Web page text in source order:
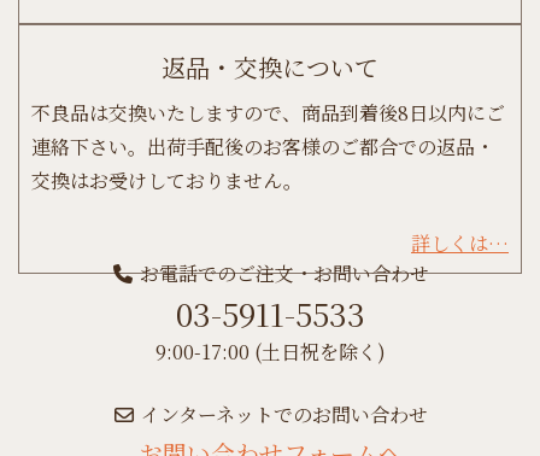
返品・交換について
不良品は交換いたしますので、商品到着後8日以内にご
連絡下さい。出荷手配後のお客様のご都合での返品・
交換はお受けしておりません。
詳しくは…
お電話でのご注文・お問い合わせ
03-5911-5533
9:00-17:00 (土日祝を除く)
インターネットでのお問い合わせ